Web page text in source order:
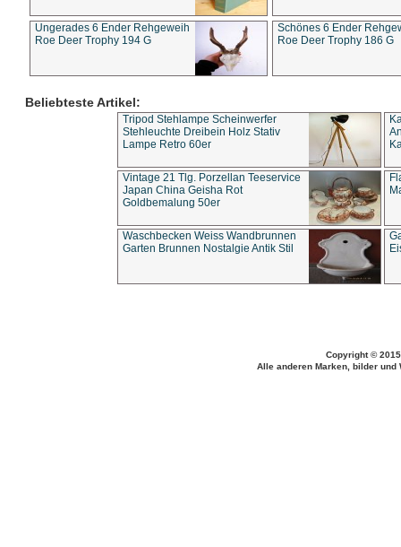
Ungerades 6 Ender Rehgeweih
Roe Deer Trophy 194 G
Schönes 6 Ender
Roe Deer Trophy 186 G
Beliebteste Artikel:
Tripod Stehlampe Scheinwerfer
Stehleuchte Dreibein Holz Stativ
Lampe Retro 60er
Vintage 21 Tlg. Porzellan Teeservice
Japan China Geisha Rot
Goldbemalung 50er
Waschbecken Weiss Wandbrunnen
Garten Brunnen Nostalgie Antik Stil
Copyright ©
Alle anderen Marken, bilder und